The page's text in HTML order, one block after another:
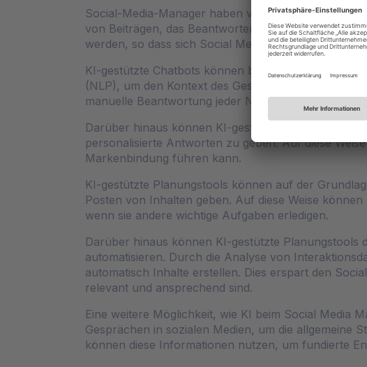
Social-Media-Manager haben viele sich
von Beiträgen, das Beantworten von Nachrichten
werden, so dass sich Social Media Manager auf
KI-gestützte Chatbots können bei der
(NLP), um den Kontext des Gesprächs zu
manuelle Beantwortung jeder Nachricht und sorgt
Darüber hinaus können KI-gestützte Chatbots
personalisierte Antworten zu geben. Auf diese
Markenbindung führen kann.
KI-gestützte Planungstools können auf der
Posten von Inhalten geben. Auf diese Weise
wenn sie andere wichtige Aufgaben erledigen.
Darüber hinaus können KI-gestützte
automatisieren. Durch die Analyse von
automatisch Inhalte erstellen. Dies erspart den
relevant und ansprechend sind.
Eine weitere Möglichkeit, wie KI beim Social Media
Gesprächen in sozialen Medien, um die allgemeine
können diese Informationen nutzen, um fundierte